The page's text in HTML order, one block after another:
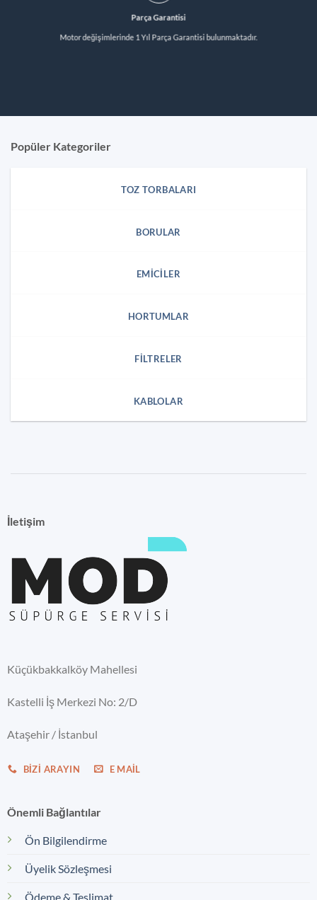
Parça Garantisi
Motor değişimlerinde 1 Yıl Parça Garantisi bulunmaktadır.
Popüler Kategoriler
TOZ TORBALARI
BORULAR
EMICILER
HORTUMLAR
FILTRELER
KABLOLAR
İletişim
Küçükbakkalköy Mahellesi
Kastelli İş Merkezi No: 2/D
Ataşehir / İstanbul
BIZI ARAYIN E MAIL
Önemli Bağlantılar
Ön Bilgilendirme
Üyelik Sözleşmesi
Ödeme & Teslimat